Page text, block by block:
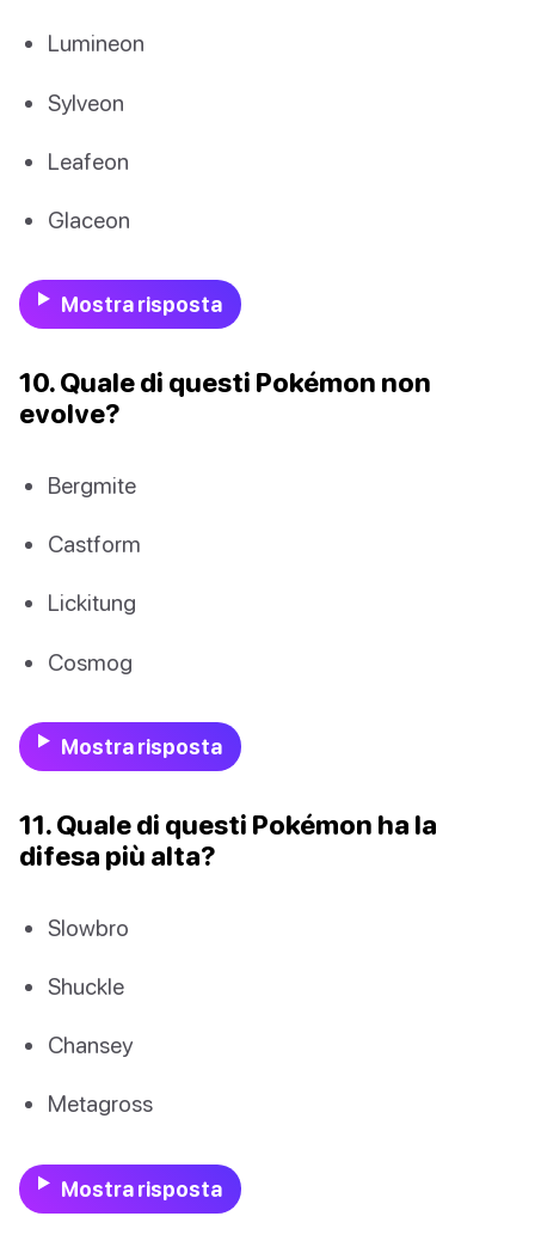
Lumineon
Sylveon
Leafeon
Glaceon
Mostra risposta
10. Quale di questi Pokémon non
evolve?
Bergmite
Castform
Lickitung
Cosmog
Mostra risposta
11. Quale di questi Pokémon ha la
difesa più alta?
Slowbro
Shuckle
Chansey
Metagross
Mostra risposta